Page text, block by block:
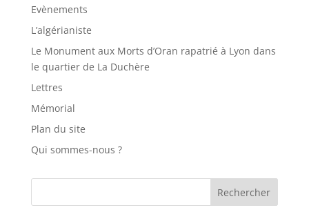
Evènements
L’algérianiste
Le Monument aux Morts d’Oran rapatrié à Lyon dans
le quartier de La Duchère
Lettres
Mémorial
Plan du site
Qui sommes-nous ?